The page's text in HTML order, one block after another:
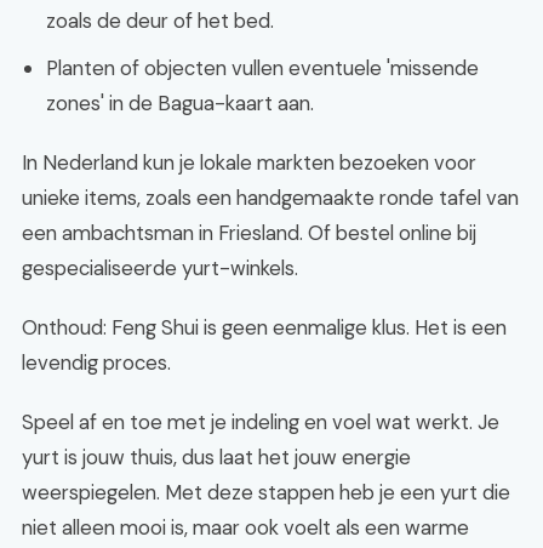
zoals de deur of het bed.
Planten of objecten vullen eventuele 'missende
zones' in de Bagua-kaart aan.
In Nederland kun je lokale markten bezoeken voor
unieke items, zoals een handgemaakte ronde tafel van
een ambachtsman in Friesland. Of bestel online bij
gespecialiseerde yurt-winkels.
Onthoud: Feng Shui is geen eenmalige klus. Het is een
levendig proces.
Speel af en toe met je indeling en voel wat werkt. Je
yurt is jouw thuis, dus laat het jouw energie
weerspiegelen. Met deze stappen heb je een yurt die
niet alleen mooi is, maar ook voelt als een warme